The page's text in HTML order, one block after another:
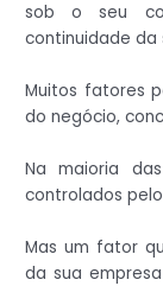
sob o seu
continuidade da
Muitos fatores
do negócio,
Na maioria
controlados
Mas um fator
da sua